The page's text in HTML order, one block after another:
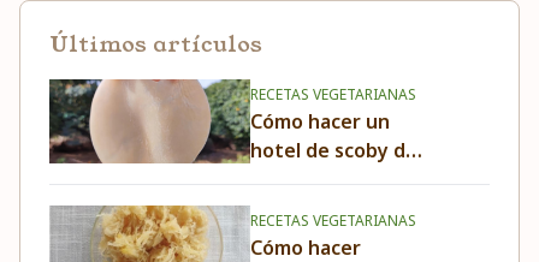
Últimos artículos
RECETAS VEGETARIANAS
Cómo hacer un
hotel de scoby de
kombucha
RECETAS VEGETARIANAS
Cómo hacer